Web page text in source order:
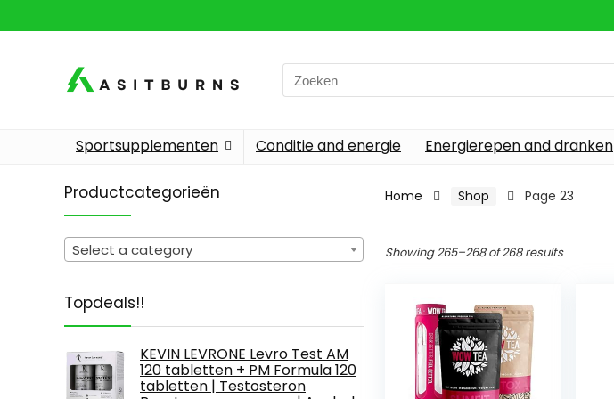
Search
for:
Sportsupplementen Conditie and energie Energierepen and dranken
Productcategorieën
Select a category
Topdeals!!
KEVIN LEVRONE Levro Test AM
120 tabletten + PM Formula 120
tabletten | Testosteron
Home Shop Page 23
Showing 265–268 of 268 results